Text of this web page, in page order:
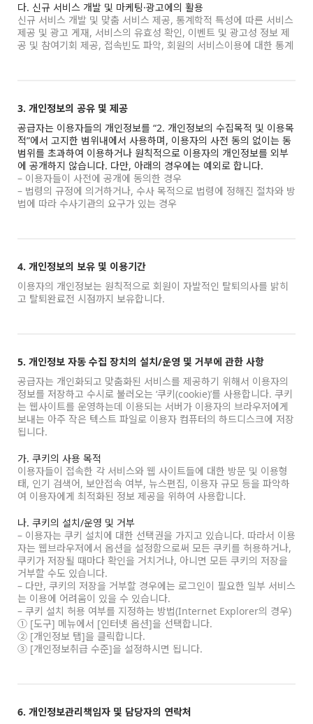
다. 신규 서비스 개발 및 마케팅·광고에의 활용
신규 서비스 개발 및 맞춤 서비스 제공, 통계학적 특성에 따른 서비스
제공 및 광고 게재, 서비스의 유효성 확인, 이벤트 및 광고성 정보 제
공 및 참여기회 제공, 접속빈도 파악, 회원의 서비스이용에 대한 통계
3. 개인정보의 공유 및 제공
공급자는 이용자들의 개인정보를 “2. 개인정보의 수집목적 및 이용목
적”에서 고지한 범위내에서 사용하며, 이용자의 사전 동의 없이는 동
범위를 초과하여 이용하거나 원칙적으로 이용자의 개인정보를 외부
에 공개하지 않습니다. 다만, 아래의 경우에는 예외로 합니다.
– 이용자들이 사전에 공개에 동의한 경우
– 법령의 규정에 의거하거나, 수사 목적으로 법령에 정해진 절차와 방
법에 따라 수사기관의 요구가 있는 경우
4. 개인정보의 보유 및 이용기간
이용자의 개인정보는 원칙적으로 회원이 자발적인 탈퇴의사를 밝히
고 탈퇴완료전 시점까지 보유합니다.
5. 개인정보 자동 수집 장치의 설치/운영 및 거부에 관한 사항
공급자는 개인화되고 맞춤화된 서비스를 제공하기 위해서 이용자의
정보를 저장하고 수시로 불러오는 ‘쿠키(cookie)’를 사용합니다. 쿠키
는 웹사이트를 운영하는데 이용되는 서버가 이용자의 브라우저에게
보내는 아주 작은 텍스트 파일로 이용자 컴퓨터의 하드디스크에 저장
됩니다.
가. 쿠키의 사용 목적
이용자들이 접속한 각 서비스와 웹 사이트들에 대한 방문 및 이용형
태, 인기 검색어, 보안접속 여부, 뉴스편집, 이용자 규모 등을 파악하
여 이용자에게 최적화된 정보 제공을 위하여 사용합니다.
나. 쿠키의 설치/운영 및 거부
– 이용자는 쿠키 설치에 대한 선택권을 가지고 있습니다. 따라서 이용
자는 웹브라우저에서 옵션을 설정함으로써 모든 쿠키를 허용하거나,
쿠키가 저장될 때마다 확인을 거치거나, 아니면 모든 쿠키의 저장을
거부할 수도 있습니다.
– 다만, 쿠키의 저장을 거부할 경우에는 로그인이 필요한 일부 서비스
는 이용에 어려움이 있을 수 있습니다.
– 쿠키 설치 허용 여부를 지정하는 방법(Internet Explorer의 경우)
① [도구] 메뉴에서 [인터넷 옵션]을 선택합니다.
② [개인정보 탭]을 클릭합니다.
③ [개인정보취급 수준]을 설정하시면 됩니다.
6. 개인정보관리책임자 및 담당자의 연락처